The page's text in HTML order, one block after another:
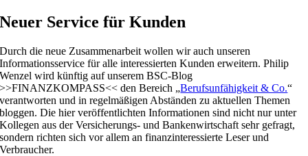
Neuer Service für Kunden
Durch die neue Zusammenarbeit wollen wir auch unseren
Informationsservice für alle interessierten Kunden erweitern. Philip
Wenzel wird künftig auf unserem BSC-Blog
>>FINANZKOMPASS<< den Bereich „Berufsunfähigkeit & Co.“
verantworten und in regelmäßigen Abständen zu aktuellen Themen
bloggen. Die hier veröffentlichten Informationen sind nicht nur unter
Kollegen aus der Versicherungs- und Bankenwirtschaft sehr gefragt,
sondern richten sich vor allem an finanzinteressierte Leser und
Verbraucher.